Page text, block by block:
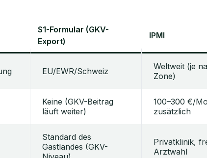
S1-Formular (GKV-
Export)
IPMI
EU/EWR/Schweiz
Weltweit (je
Zone)
Keine (GKV-Beitrag
läuft weiter)
100–300 €/
zusätzlich
Standard des
Gastlandes (GKV-
Privatklinik,
Arztwahl